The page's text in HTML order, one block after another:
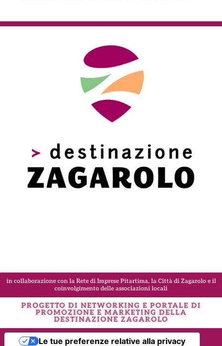
in collaborazione con la Rete di Imprese Pitartima, la Città di Zagarolo e il
coinvolgimento delle associazioni locali
PROGETTO DI NETWORKING E PORTALE DI
PROMOZIONE E MARKETING DELLA
DESTINAZIONE ZAGAROLO
Le tue preferenze relative alla privacy